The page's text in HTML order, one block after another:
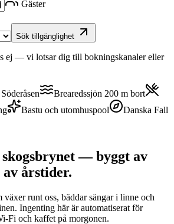
Gäster
Sök tillgänglighet
ej — vi lotsar dig till bokningskanaler eller
Brearedssjön 200 m bort
Bastu och utomhuspool
Danska Fall
—byggt av
årstider.
växer runt oss, bäddar sängar i linne och
Ingenting här är automatiserat för
Fi och kaffet på morgonen.